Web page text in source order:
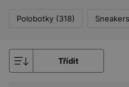
Polobotky (318)
Třídit